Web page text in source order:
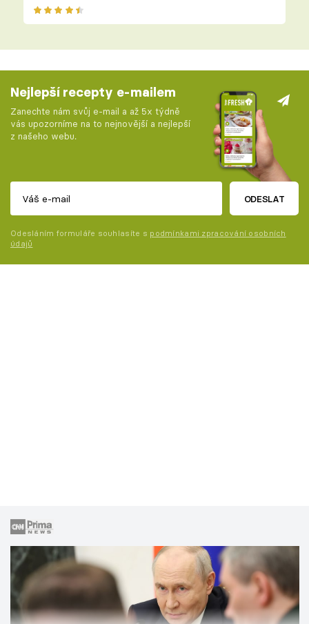
Nejlepší recepty e-mailem
Zanechte nám svůj e-mail a až 5x týdně
vás upozorníme na to nejnovější a nejlepší
z našeho webu.
ODESLAT
Odesláním formuláře souhlasíte s podmínkami zpracování osobních
údajů